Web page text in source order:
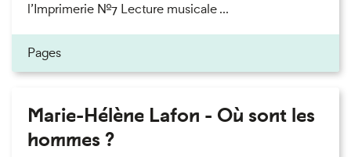
l’Imprimerie n°7 Lecture musicale ...
Pages
Marie-Hélène Lafon - Où sont les
hommes ?